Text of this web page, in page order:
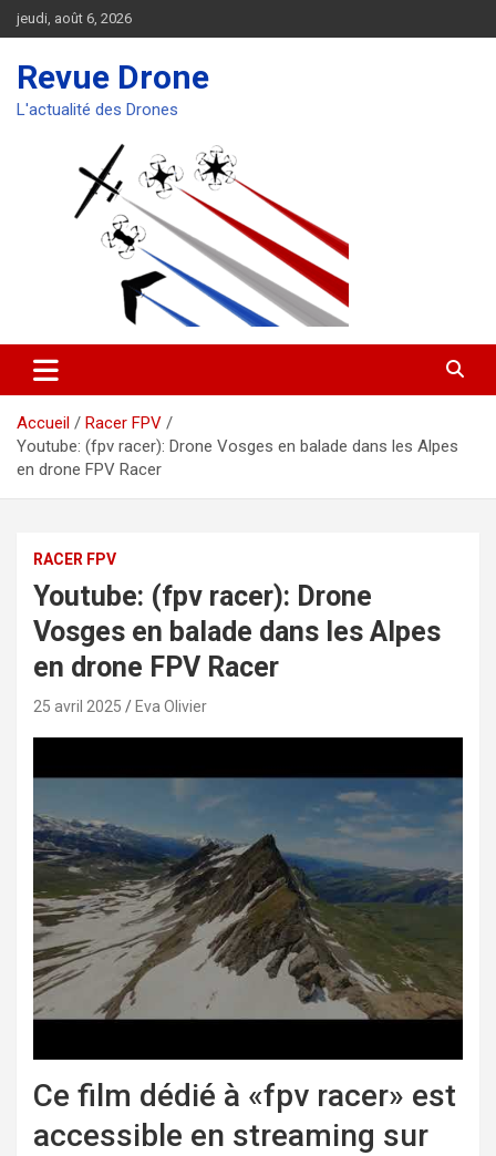
Aller
au
jeudi, août 6, 2026
Revue Drone
L'actualité des Drones
Accueil
Racer FPV
Youtube: (fpv racer): Drone Vosges en balade dans les Alpes
en drone FPV Racer
RACER FPV
Youtube: (fpv racer): Drone
Vosges en balade dans les Alpes
en drone FPV Racer
25 avril 2025 Eva Olivier
Ce film dédié à «fpv racer» est
accessible en streaming sur